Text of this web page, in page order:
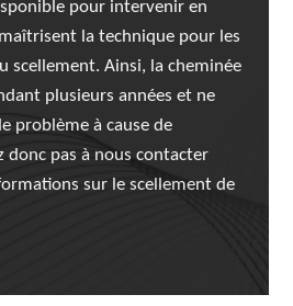
pour intervenir en
la technique pour les
scellement. Ainsi, la cheminée
plusieurs années et ne
problème à cause de
donc pas à nous contacter
sur le scellement de